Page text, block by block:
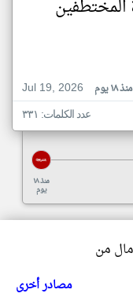
المختطفين
Jul 19, 2026
منذ ١٨ يوم
عدد الكلمات: ٣٣١
منذ ١٨
يوم
من
مصادر أخرى